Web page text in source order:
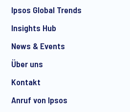
Ipsos Global Trends
Insights Hub
News & Events
Über uns
Kontakt
Anruf von Ipsos